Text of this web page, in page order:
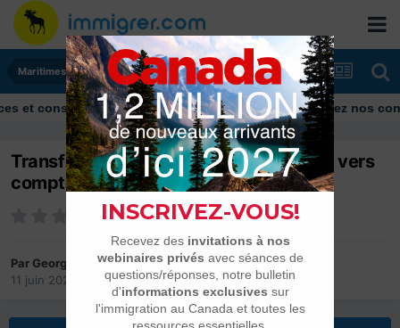
Maritimes
Découvrez nos conseils
Transfer d'argent de compte Européen vers
compte Canadien !
Par GeorgeBe
11 juin 2021
dansMaritimes